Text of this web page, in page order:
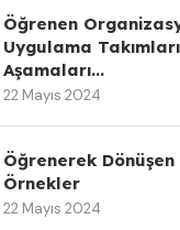
Öğrenen
Uygulama
Aşamaları...
22 Mayıs 2024
Öğrenerek
Örnekler
22 Mayıs 2024